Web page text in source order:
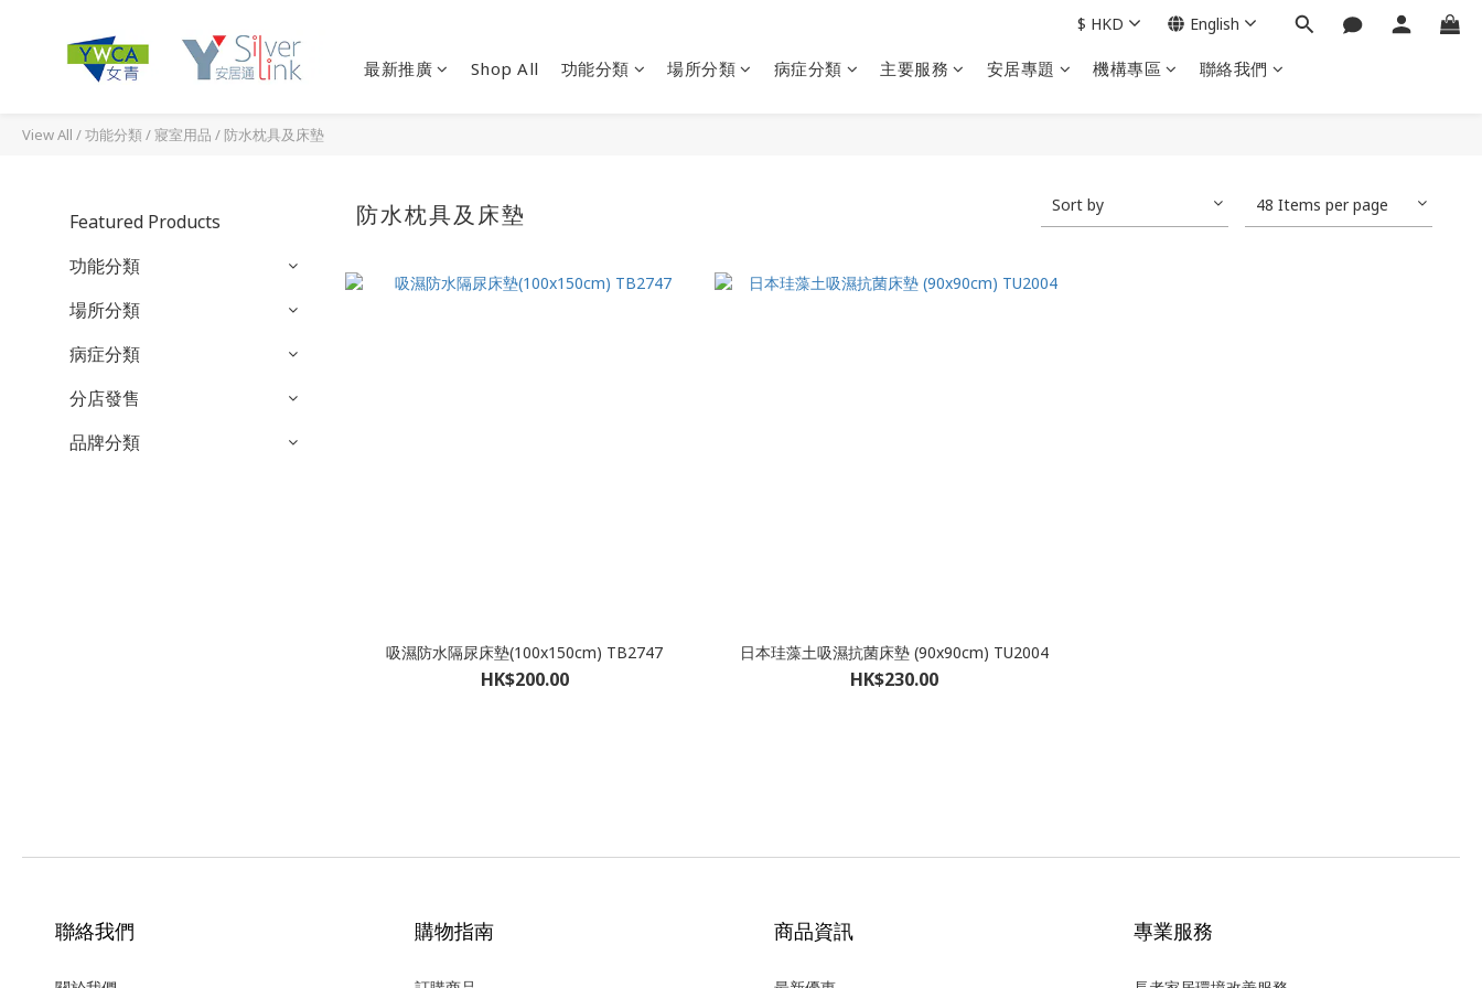
最新推廣 Shop All 功能分類 場所分類 病症分類 主要服務 安居專題 機構專區 聯絡我們
$ HKD English
View All /功能分類/寢室用品 / 防水枕具及床墊
Featured Products
功能分類
場所分類
病症分類
分店發售
品牌分類
防水枕具及床墊 Sort by 48 Items per page
吸濕防水隔尿床墊(100x150cm) TB2747
HK$200.00
日本珪藻土吸濕抗菌床墊 (90x90cm) TU2004
HK$230.00
聯絡我們 購物指南 商品資訊 專業服務